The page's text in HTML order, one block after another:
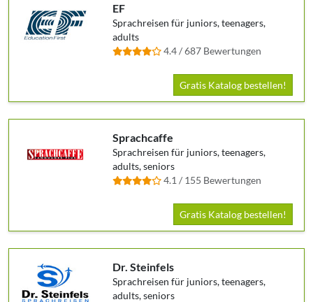
EF
Sprachreisen für juniors, teenagers,
adults
4.4 / 687 Bewertungen
Gratis Katalog bestellen!
Sprachcaffe
Sprachreisen für juniors, teenagers,
adults, seniors
4.1 / 155 Bewertungen
Gratis Katalog bestellen!
Dr. Steinfels
Sprachreisen für juniors, teenagers,
adults, seniors